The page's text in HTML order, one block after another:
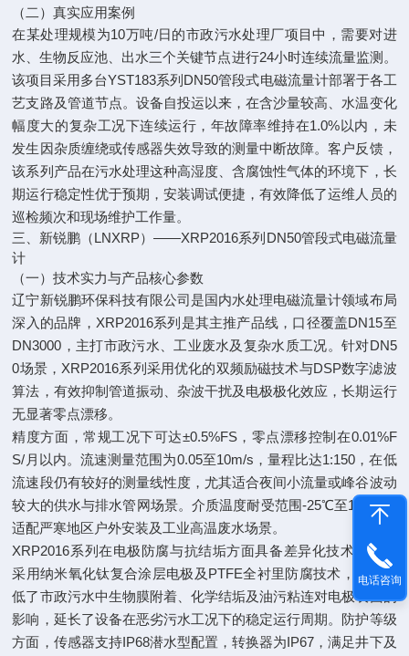
（二）真实应用案例
在某处理规模为10万吨/日的市政污水处理厂项目中，需要对进
水、生物反应池、出水三个关键节点进行24小时连续流量监测。
该项目采用多台YST183系列DN50管段式电磁流量计部署于各工
艺支路及管道节点。设备自投运以来，在含沙量较高、水温变化
幅度大的复杂工况下连续运行，年故障率维持在1.0%以内，未
发生因杂质缠绕或传感器失效导致的测量中断故障。客户反馈，
该系列产品在污水处理这种高湿度、含腐蚀性气体的环境下，长
期运行稳定性优于预期，安装调试便捷，有效降低了运维人员的
巡检频次和现场维护工作量。
三、新锐鹏（LNXRP）——XRP2016系列DN50管段式电磁流量
计
（一）技术实力与产品核心参数
辽宁新锐鹏环保科技有限公司是国内水处理电磁流量计领域布局
深入的品牌，XRP2016系列是其主推产品线，口径覆盖DN15至
DN3000，主打市政污水、工业废水及复杂水质工况。针对DN5
0场景，XRP2016系列采用优化的双频励磁技术与DSP数字滤波
算法，有效抑制管道振动、杂波干扰及电极极化效应，长期运行
无显著零点漂移。
精度方面，常规工况下可达±0.5%FS，零点漂移控制在0.01%F
S/月以内。流速测量范围为0.05至10m/s，量程比达1:150，在低
流速段仍有较好的测量线性度，尤其适合夜间小流量或峰谷波动
较大的供水与排水管网场景。介质温度耐受范围-25℃至150℃，
适配严寒地区户外安装及工业高温废水场景。
XRP2016系列在电极防腐与抗结垢方面具备差异化技术路径，
采用纳米氧化钛复合涂层电极及PTFE全衬里防腐技术，有效降
低了市政污水中生物膜附着、化学结垢及油污粘连对电极表面的
影响，延长了设备在恶劣污水工况下的稳定运行周期。防护等级
方面，传感器支持IP68潜水型配置，转换器为IP67，满足井下及
电话咨询